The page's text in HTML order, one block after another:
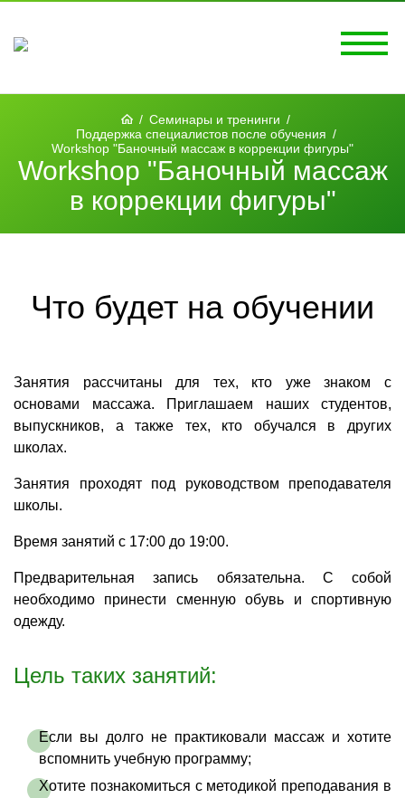
/ Семинары и тренинги /
Поддержка специалистов после обучения /
Workshop "Баночный массаж в коррекции фигуры"
Workshop "Баночный массаж
в коррекции фигуры"
Что будет на обучении
Занятия рассчитаны для тех, кто уже знаком с
основами массажа. Приглашаем наших студентов,
выпускников, а также тех, кто обучался в других
школах.
Занятия проходят под руководством преподавателя
школы.
Время занятий с 17:00 до 19:00.
Предварительная запись обязательна. С собой
необходимо принести сменную обувь и спортивную
одежду.
Цель таких занятий:
Если вы долго не практиковали массаж и хотите
вспомнить учебную программу;
Хотите познакомиться с методикой преподавания в